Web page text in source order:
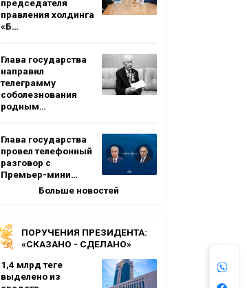
председателя
правления холдинга
«Б…
Глава государства
направил
телеграмму
соболезнования
родным…
Глава государства
провел телефонный
разговор с
Премьер-мини…
Больше новостей
ПОРУЧЕНИЯ ПРЕЗИДЕНТА:
«СКАЗАНО - СДЕЛАНО»
1,4 млрд теңге
выделено из